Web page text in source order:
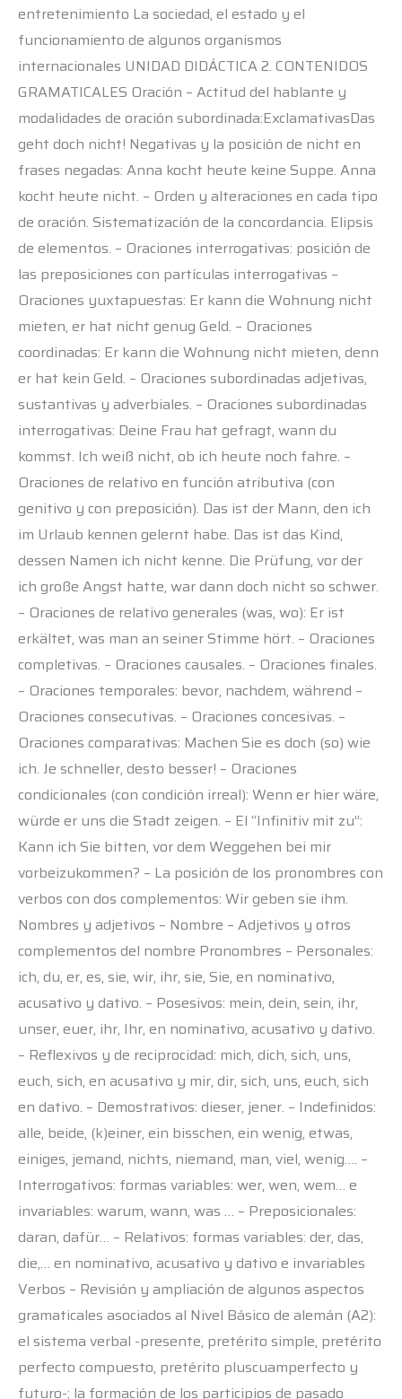
entretenimiento La sociedad, el estado y el
funcionamiento de algunos organismos
internacionales UNIDAD DIDÁCTICA 2. CONTENIDOS
GRAMATICALES Oración – Actitud del hablante y
modalidades de oración subordinada:ExclamativasDas
geht doch nicht! Negativas y la posición de nicht en
frases negadas: Anna kocht heute keine Suppe. Anna
kocht heute nicht. – Orden y alteraciones en cada tipo
de oración. Sistematización de la concordancia. Elipsis
de elementos. – Oraciones interrogativas: posición de
las preposiciones con partículas interrogativas –
Oraciones yuxtapuestas: Er kann die Wohnung nicht
mieten, er hat nicht genug Geld. – Oraciones
coordinadas: Er kann die Wohnung nicht mieten, denn
er hat kein Geld. – Oraciones subordinadas adjetivas,
sustantivas y adverbiales. – Oraciones subordinadas
interrogativas: Deine Frau hat gefragt, wann du
kommst. Ich weiß nicht, ob ich heute noch fahre. –
Oraciones de relativo en función atributiva (con
genitivo y con preposición). Das ist der Mann, den ich
im Urlaub kennen gelernt habe. Das ist das Kind,
dessen Namen ich nicht kenne. Die Prüfung, vor der
ich große Angst hatte, war dann doch nicht so schwer.
– Oraciones de relativo generales (was, wo): Er ist
erkältet, was man an seiner Stimme hört. – Oraciones
completivas. – Oraciones causales. – Oraciones finales.
– Oraciones temporales: bevor, nachdem, während –
Oraciones consecutivas. – Oraciones concesivas. –
Oraciones comparativas: Machen Sie es doch (so) wie
ich. Je schneller, desto besser! – Oraciones
condicionales (con condición irreal): Wenn er hier wäre,
würde er uns die Stadt zeigen. – El “Infinitiv mit zu”:
Kann ich Sie bitten, vor dem Weggehen bei mir
vorbeizukommen? – La posición de los pronombres con
verbos con dos complementos: Wir geben sie ihm.
Nombres y adjetivos – Nombre – Adjetivos y otros
complementos del nombre Pronombres – Personales:
ich, du, er, es, sie, wir, ihr, sie, Sie, en nominativo,
acusativo y dativo. – Posesivos: mein, dein, sein, ihr,
unser, euer, ihr, Ihr, en nominativo, acusativo y dativo.
– Reflexivos y de reciprocidad: mich, dich, sich, uns,
euch, sich, en acusativo y mir, dir, sich, uns, euch, sich
en dativo. – Demostrativos: dieser, jener. – Indefinidos:
alle, beide, (k)einer, ein bisschen, ein wenig, etwas,
einiges, jemand, nichts, niemand, man, viel, wenig…. –
Interrogativos: formas variables: wer, wen, wem… e
invariables: warum, wann, was … – Preposicionales:
daran, dafür… – Relativos: formas variables: der, das,
die,… en nominativo, acusativo y dativo e invariables
Verbos – Revisión y ampliación de algunos aspectos
gramaticales asociados al Nivel Básico de alemán (A2):
el sistema verbal -presente, pretérito simple, pretérito
perfecto compuesto, pretérito pluscuamperfecto y
futuro-; la formación de los participios de pasado